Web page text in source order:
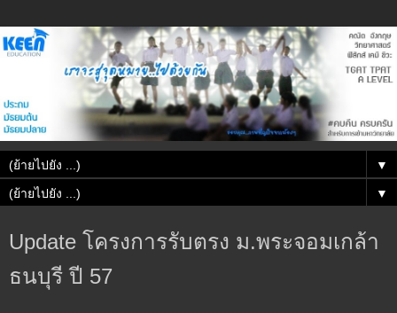
▼
▼
Update โครงการรับตรง ม.พระจอมเกล้า
ธนบุรี ปี 57